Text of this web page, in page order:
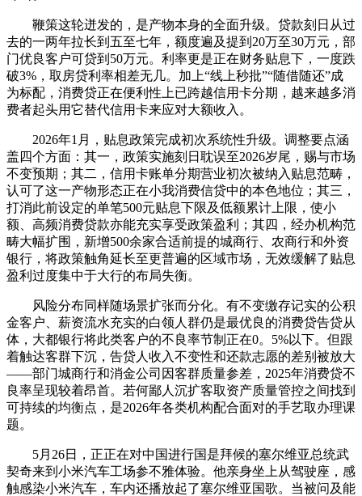
鞭策这轮迸发的，是产物本身的全面升级。贷款刻日从过
去的一两年拉长到五至七年，额度遍及提到20万至30万元，部
门优良客户可贷到50万元。利率更是正在财务贴息下，一度跌
破3%，取房贷利率相差无几。加上“线上秒批”“随借随还”成
为标配，消费贷正在便利性上已跨越信用卡分期，越来越多消
费者起头用它替代信用卡来应对大额收入。
2026年1月，贴息政策完成初次系统性升级。调整要点涵
盖四个方面：其一，政策实施刻日耽误至2026岁尾，赐与市场
不变预期；其二，信用卡账单分期营业初次被纳入贴息范畴，
认可了这一产物形态正在小我消费信贷中的本色地位；其三，
打消此前设定的单笔500元贴息下限及低额累计上限，使小
额、高频消费贷款亦能充实享受政策盈利；其四，经办机构范
畴大幅扩围，新增500余家合适前提的城商行、农商行和外资
银行，将政策触角延长至更普遍的区域市场，无效缓解了贴息
盈利过度集中于大行的布局失衡。
风险分布同样随场景扩张而分化。有不变缴存记实的公积
金客户、薪资流水充实的白领人群仍是最优良的消费贷告贷从
体，大都银行将此类客户的不良率节制正在0。5%以下。但跟
着触达客群下沉，告贷人收入不变性和还款志愿的差别被放大
——部门城商行和消金公司因客群质量参差，2025年消费贷不
良率呈现较着昂首。若何鄙人沉扩客取资产质量管控之间找到
可持续的均衡点，是2026年各类机构配合面对的手艺取办理课
题。
5月26日，正正在对中国进行国是拜候的塞尔维亚总统武
契奇来到小米汽车工场参不雅体验。他亲身坐上从驾驶座，感
触感染小米汽车，车内还播放起了塞尔维亚国歌。当被问及能